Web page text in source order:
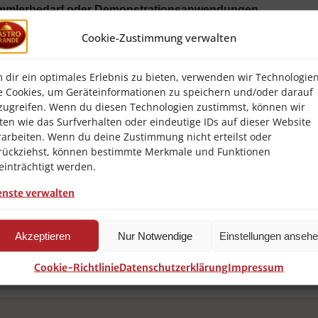
Cookie-Zustimmung verwalten
dir ein optimales Erlebnis zu bieten, verwenden wir
Cookies, um Geräteinformationen zu speichern und/oder darauf
Wenn du diesen Technologien zustimmst, können wir
wie das Surfverhalten oder eindeutige IDs auf dieser Website
Wenn du deine Zustimmung nicht erteilst oder
können bestimmte Merkmale und Funktionen
werden.
verwalten
Akzeptieren Nur Notwendige Einstellungen
Cookie-RichtlinieDatenschutzerklärungImpressum
oder Demonstrationsanwendungen.
Castoreum Öl / Tinktur